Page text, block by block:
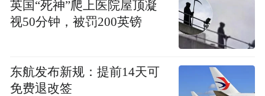
英国“死神”爬上医院屋顶凝
视50分钟，被罚200英镑
东航发布新规：提前14天可
免费退改签